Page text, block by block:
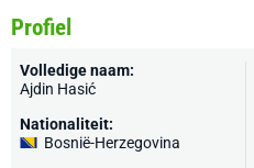
Profiel
Volledige naam:
Ajdin Hasić
Nationaliteit:
Bosnië-Herzegovina